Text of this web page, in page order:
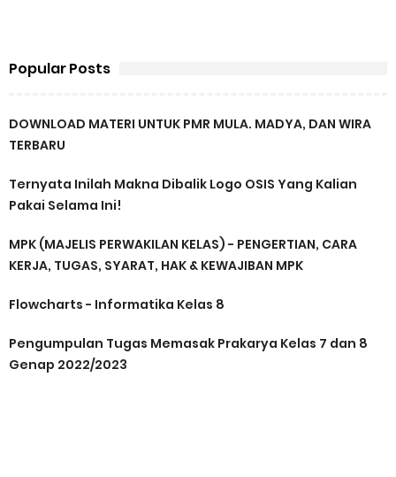
Popular Posts
DOWNLOAD MATERI UNTUK PMR MULA. MADYA, DAN WIRA
TERBARU
Ternyata Inilah Makna Dibalik Logo OSIS Yang Kalian
Pakai Selama Ini!
MPK (MAJELIS PERWAKILAN KELAS) - PENGERTIAN, CARA
KERJA, TUGAS, SYARAT, HAK & KEWAJIBAN MPK
Flowcharts - Informatika Kelas 8
Pengumpulan Tugas Memasak Prakarya Kelas 7 dan 8
Genap 2022/2023